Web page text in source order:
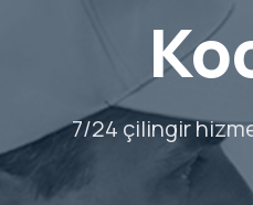
7/24 çilingir